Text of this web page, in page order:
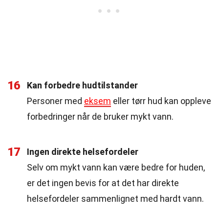
16
Kan forbedre hudtilstander
Personer med eksem eller tørr hud kan oppleve
forbedringer når de bruker mykt vann.
17
Ingen direkte helsefordeler
Selv om mykt vann kan være bedre for huden,
er det ingen bevis for at det har direkte
helsefordeler sammenlignet med hardt vann.